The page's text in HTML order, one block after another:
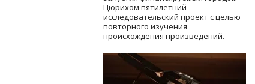
Цюрихом пятилетний
исследовательский проект с целью
повторного изучения
происхождения произведений.